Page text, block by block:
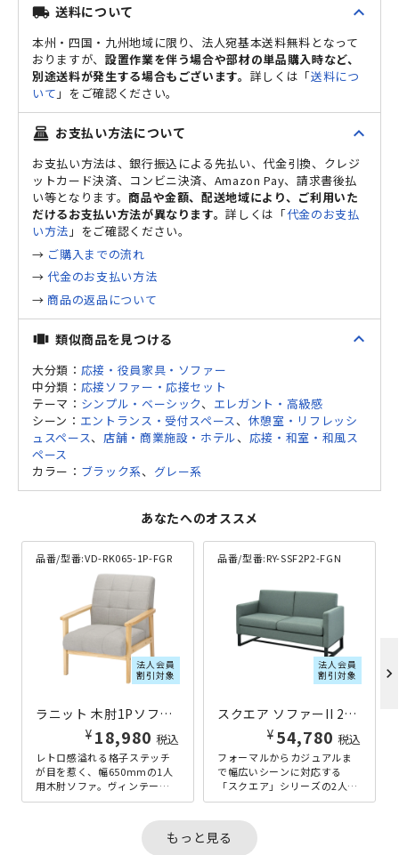
local_shipping 送料について expand_less
本州・四国・九州地域に限り、法人宛基本送料無料となって
おりますが、 設置作業を伴う場合や部材の単品購入時など、
別途送料が発生する場合もございます。 詳しくは「送料につ
いて 」をご確認ください。
point_of_sale お支払い方法について expand_less
お支払い方法は、銀行振込による先払い、代金引換、クレジ
ットカード決済、コンビニ決済、Amazon Pay、請求書後払
い等となります。商品や金額、配送地域により、ご利用いた
だけるお支払い方法が異なります。詳しくは「代金のお支払
い方法 」をご確認ください。
→ ご購入までの流れ
→代金のお支払い方法
→ 商品の返品について
view_carousel 類似商品を見つける expand_less
大分類： 応接・役員家具・ソファー
中分類： 応接ソファー・応接セット
テーマ： シンプル・ベーシック、 エレガント・高級感
シーン： エントランス・受付スペース 、 休憩室・リフレッシ
ュスペース、 店舗・商業施設・ホテル、 応接・和室・和風ス
ペース
カラー： ブラック系、 グレー系
あなたへのオススメ
品番/型番:VD-RK065-1P-FGR
法人会員
割引対象
ラニット 木肘1Pソファー W650×D780×H770 グレー
¥ 18,980 税込
レトロ感溢れる格子ステッチ
が目を惹く、幅650mmの1人
用木肘ソファ。ヴィンテージ
感溢れるブラックレザー×ブ
品番/型番:RY-SSF2P2-FGN
法人会員
割引対象
スクエア ソファーII 2人掛け W1340×D640×H760 グリーン
¥ 54,780 税込
フォーマルからカジュアルま
で幅広いシーンに対応する
「スクエア」シリーズの2人掛
けソファーです。お洒落なロ
で、張地のカ...
chevron_right
もっと見る